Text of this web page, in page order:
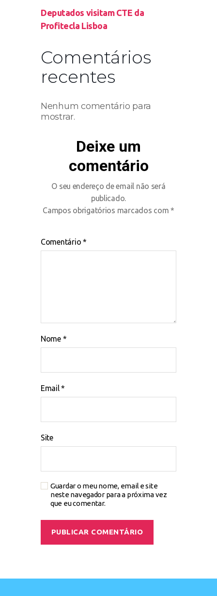
Deputados visitam CTE da
Profitecla Lisboa
Comentários
recentes
Nenhum comentário para
mostrar.
Deixe um
comentário
O seu endereço de email não será
publicado.
Campos obrigatórios marcados com*
Comentário*
Nome *
Email*
Site
Guardar o meu nome, email e site
neste navegador para a próxima vez
que eu comentar.